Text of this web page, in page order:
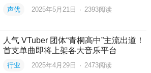
声优 2025年5月21日 · 2393阅读
人气 VTuber 团体“青桐高中”主流出道！
首支单曲即将上架各大音乐平台
行业 2025年4月29日 · 2473阅读